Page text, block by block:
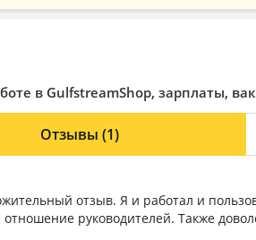
в GulfstreamShop, зарплаты,
Отзывы(1)
отзыв. Я и работал и
отношение руководителей. Также